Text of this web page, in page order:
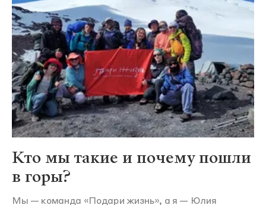
Кто мы такие и почему пошли
в горы?
Мы — команда «Подари жизнь», а я — Юлия